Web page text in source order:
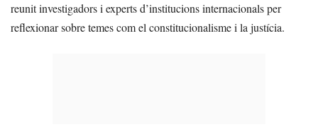
reunit investigadors i experts d’institucions internacionals per
reflexionar sobre temes com el constitucionalisme i la justícia.